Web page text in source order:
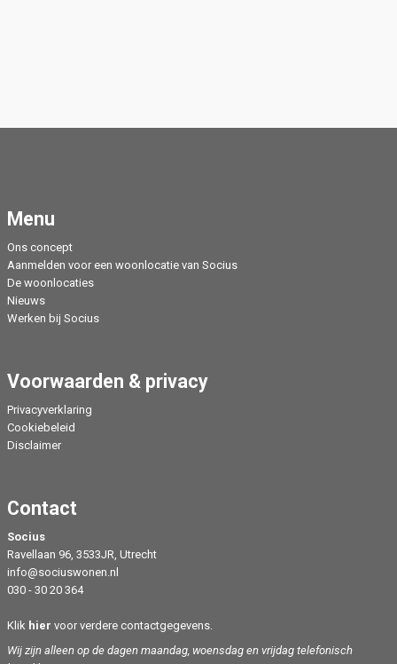
Menu
Ons concept
Aanmelden voor een woonlocatie van Socius
De woonlocaties
Nieuws
Werken bij Socius
Voorwaarden & privacy
Privacyverklaring
Cookiebeleid
Disclaimer
Contact
Socius
Ravellaan 96, 3533JR, Utrecht
info@sociuswonen.nl
030 - 30 20 364
Klik hier voor verdere contactgegevens.
Wij zijn alleen op de dagen maandag, woensdag en vrijdag telefonisch